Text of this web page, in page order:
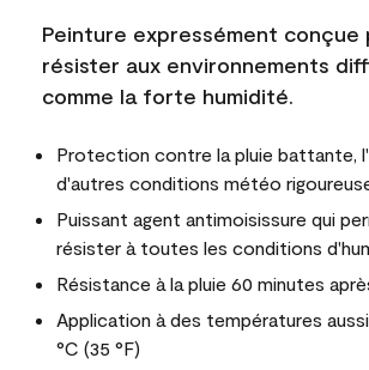
Peinture expressément conçue
résister aux environnements
comme la forte humidité.
Protection contre la pluie battante,
d'autres conditions météo
Puissant agent antimoisissure qui
résister à toutes les conditions
Résistance à la pluie 60 minutes
Application à des températures
°C (35 °F)